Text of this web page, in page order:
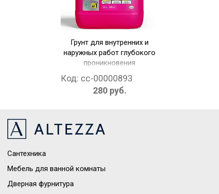
Грунт для внутренних и
наружных работ глубокого
проникновения
17 Pro (светло-желтый 1 л)
Код: cc-00000893
280 руб.
Сантехника
Мебель для ванной комнаты
Дверная фурнитура